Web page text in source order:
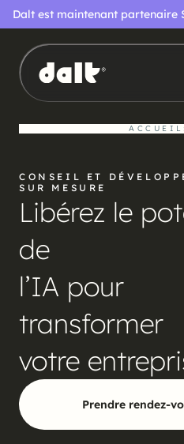
Dalt est maintenant partenaire
ACCUEIL
CONSEIL ET
SUR MESURE
Libérez le
de
l’IA pour
transformer
votre
Prendre rendez-